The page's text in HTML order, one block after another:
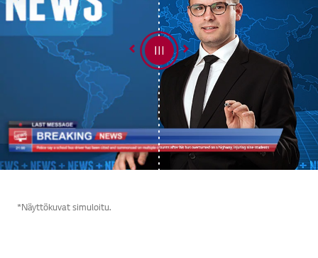
*Näyttökuvat simuloitu.